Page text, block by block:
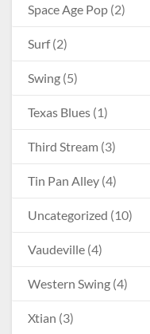
Space Age Pop (2)
Surf(2)
Swing (5)
Texas Blues (1)
Third Stream (3)
Tin Pan Alley (4)
Uncategorized (10)
Vaudeville (4)
Western Swing (4)
Xtian (3)